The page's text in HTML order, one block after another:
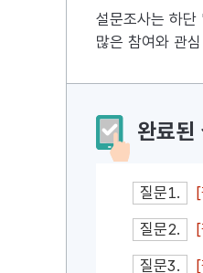
설문조사는 하
많은 참여와 관
완료된
질문1.
질문2.
질문3.